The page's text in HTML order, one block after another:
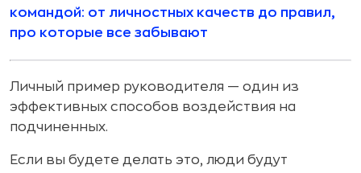
командой: от личностных качеств до правил,
про которые все забывают
Личный пример руководителя — один из
эффективных способов воздействия на
подчиненных.
Если вы будете делать это, люди будут